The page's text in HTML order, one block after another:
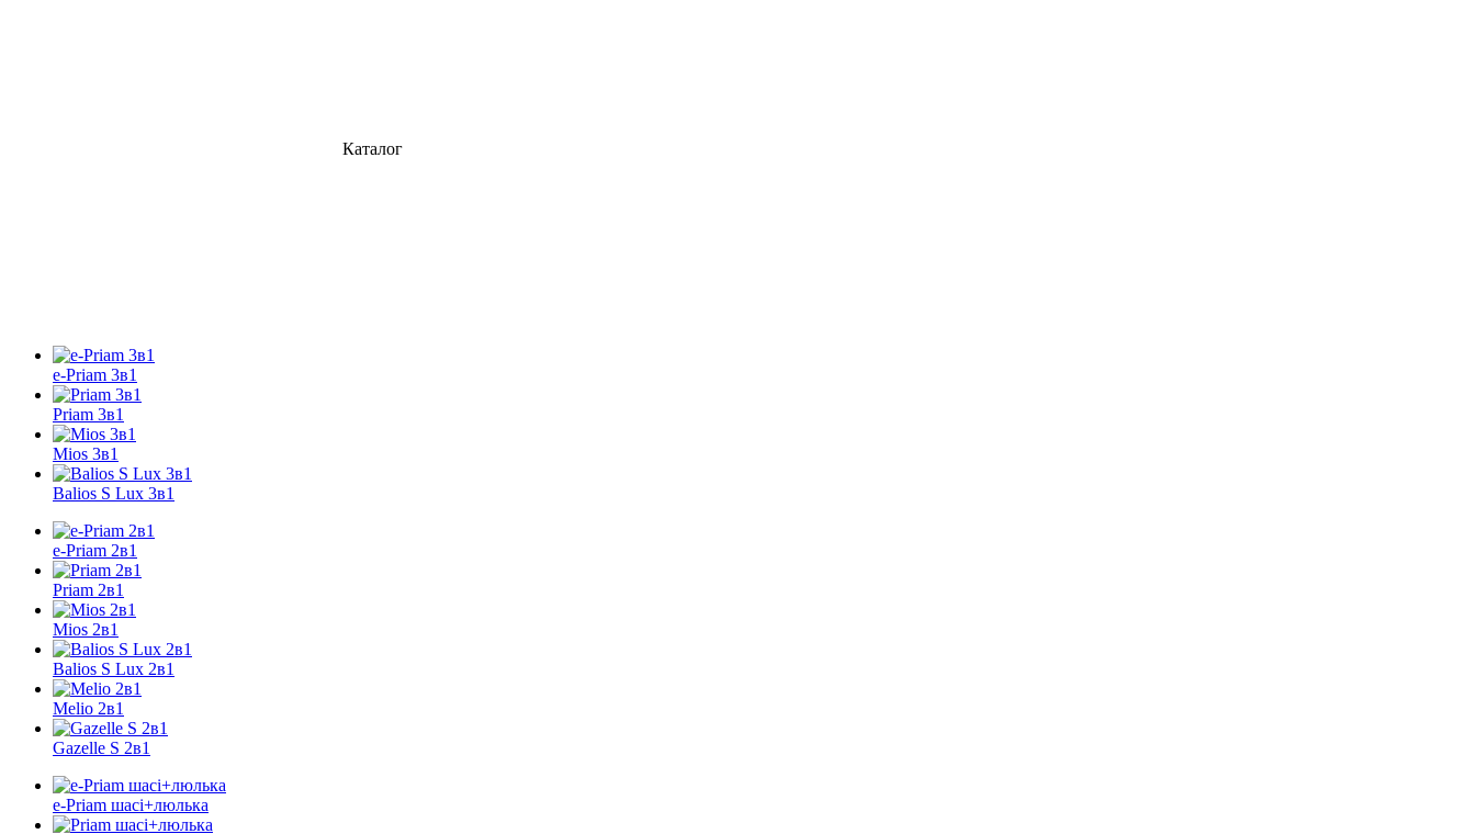
Каталог
e-Priam 3в1
Priam 3в1
Mios 3в1
Balios S Lux 3в1
e-Priam 2в1
Priam 2в1
Mios 2в1
Balios S Lux 2в1
Melio 2в1
Gazelle S 2в1
e-Priam шасі+люлька